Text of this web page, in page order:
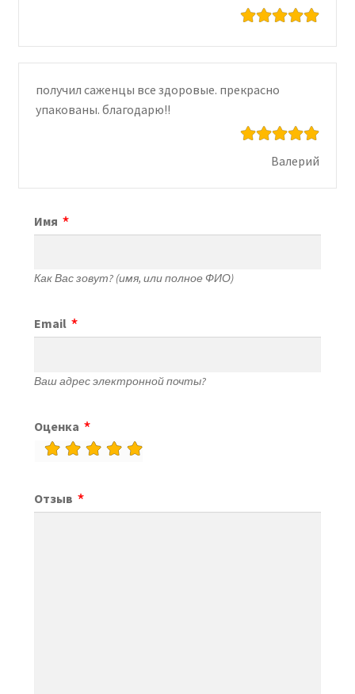
получил саженцы все здоровые. прекрасно
упакованы. благодарю!!
Валерий
Имя
Как Вас зовут? (имя, или полное ФИО)
Email
Ваш адрес электронной почты?
Оценка
rating
Отзыв